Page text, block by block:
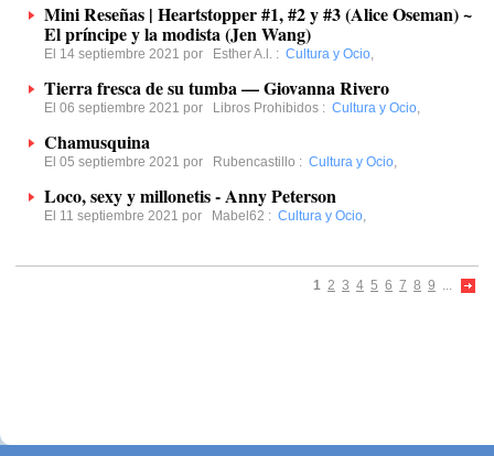
Mini Reseñas | Heartstopper #1, #2 y #3 (Alice Oseman) ~
El príncipe y la modista (Jen Wang)
El 14 septiembre 2021 por Esther A.l. : Cultura y Ocio,
Tierra fresca de su tumba — Giovanna Rivero
El 06 septiembre 2021 por Libros Prohibidos : Cultura y Ocio,
Chamusquina
El 05 septiembre 2021 por Rubencastillo : Cultura y Ocio,
Loco, sexy y millonetis - Anny Peterson
El 11 septiembre 2021 por Mabel62 : Cultura y Ocio,
1 2 3 4 5 6 7 8 9 ...